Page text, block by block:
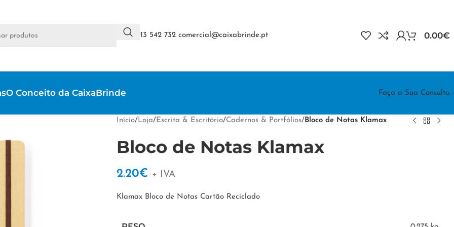
+351 913 542 732 comercial@caixabrinde.pt 0.00€
O Conceito da CaixaBrinde Faça a Sua Consulta
Início/Loja/Escrita & Escritório/Cadernos & Portfólios/Bloco de Notas Klamax
Bloco de Notas Klamax
2.20€ + IVA
Klamax Bloco de Notas Cartão Reciclado